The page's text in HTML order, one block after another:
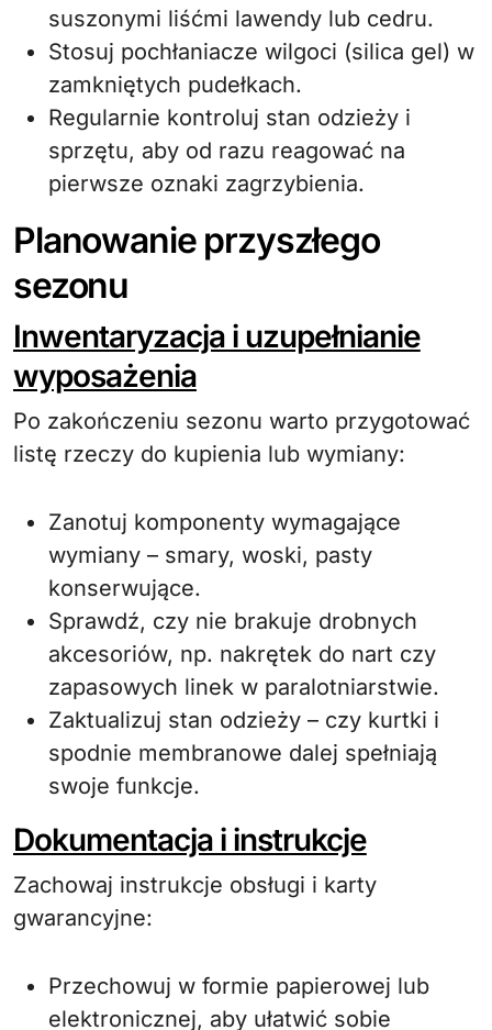
suszonymi liśćmi lawendy lub cedru.
Stosuj pochłaniacze wilgoci (silica gel) w
zamkniętych pudełkach.
Regularnie kontroluj stan odzieży i
sprzętu, aby od razu reagować na
pierwsze oznaki zagrzybienia.
Planowanie przyszłego
sezonu
Inwentaryzacja i uzupełnianie
wyposażenia
Po zakończeniu sezonu warto przygotować
listę rzeczy do kupienia lub wymiany:
Zanotuj komponenty wymagające
wymiany – smary, woski, pasty
konserwujące.
Sprawdź, czy nie brakuje drobnych
akcesoriów, np. nakrętek do nart czy
zapasowych linek w paralotniarstwie.
Zaktualizuj stan odzieży – czy kurtki i
spodnie membranowe dalej spełniają
swoje funkcje.
Dokumentacja i instrukcje
Zachowaj instrukcje obsługi i karty
gwarancyjne:
Przechowuj w formie papierowej lub
elektronicznej, aby ułatwić sobie